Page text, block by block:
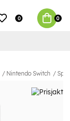
0 0
Nintendo Switch Spel